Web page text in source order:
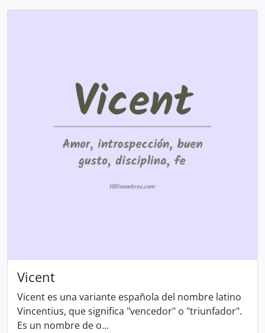
Vicent
Vicent es una variante española del nombre latino
Vincentius, que significa "vencedor" o "triunfador".
Es un nombre de o...